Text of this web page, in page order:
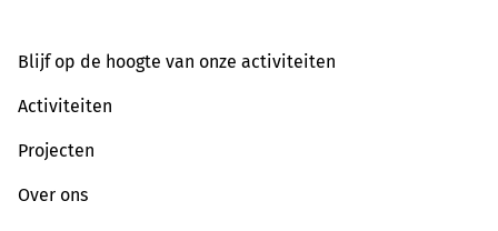
Blijf op de hoogte van onze activiteiten
Activiteiten
Projecten
Over ons